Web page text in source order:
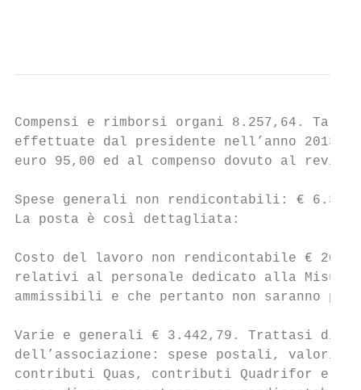
Compensi e rimborsi organi 8.257,64.
effettuate dal presidente nell’anno 2013
euro 95,00 ed al compenso dovuto al
Spese generali non rendicontabili: €
La posta è così dettagliata:
Costo del lavoro non rendicontabile €
relativi al personale dedicato alla Misura
ammissibili e che pertanto non saranno
Varie e generali € 3.442,79. Trattasi di
dell’associazione: spese postali, valori
contributi Quas, contributi Quadrifor e